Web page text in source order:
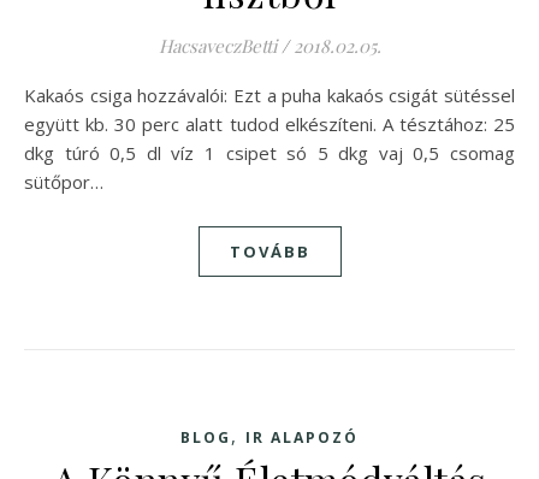
HacsaveczBetti / 2018.02.05.
Kakaós csiga hozzávalói: Ezt a puha kakaós csigát sütéssel
együtt kb. 30 perc alatt tudod elkészíteni. A tésztához: 25
dkg túró 0,5 dl víz 1 csipet só 5 dkg vaj 0,5 csomag
sütőpor…
TOVÁBB
BLOG , IR ALAPOZÓ